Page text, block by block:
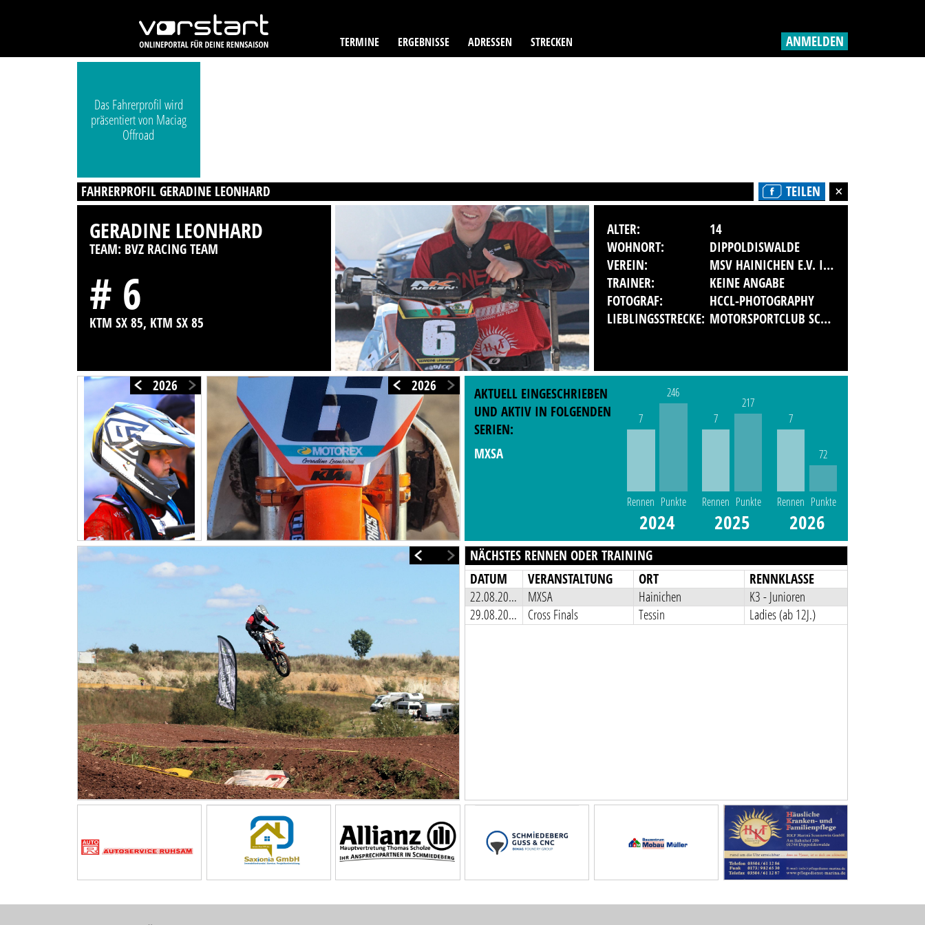
TERMINE ERGEBNISSE ADRESSEN STRECKEN ANMELDEN
Das Fahrerprofil wird
präsentiert von Maciag
Offroad
FAHRERPROFIL GERADINE LEONHARD TEILEN
GERADINE LEONHARD
TEAM: BVZ RACING TEAM
# 6
KTM SX 85, KTM SX 85
ALTER:
14
WOHNORT:
DIPPOLDISWALDE
VEREIN:
MSV HAINICHEN E.V. IM ADAC
TRAINER:
KEINE ANGABE
FOTOGRAF:
HCCL-PHOTOGRAPHY
LIEBLINGSSTRECKE:
MOTORSPORTCLUB SCHWEDT IM ADAC E.V.
2026 2026
AKTUELL EINGESCHRIEBEN
UND AKTIV IN FOLGENDEN
SERIEN:
MXSA
7
Rennen
246
Punkte
2024
7
Rennen
217
Punkte
2025
7
Rennen
72
Punkte
2026
NÄCHSTES RENNEN ODER TRAINING
DATUM
VERANSTALTUNG ORT
RENNKLASSE
22.08.2026
MXSA Hainichen
K3 - Junioren
29.08.2026
Cross Finals Tessin Ladies (ab 12J.)